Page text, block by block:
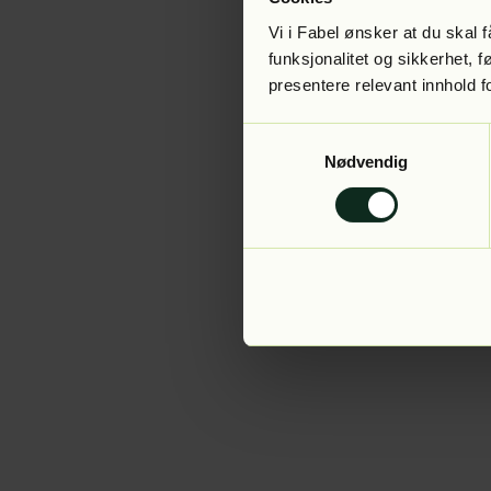
Vi i Fabel ønsker at du skal
funksjonalitet og sikkerhet,
presentere relevant innhold
Nødvendig
Application